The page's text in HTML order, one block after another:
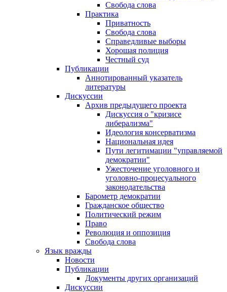
Свобода слова
Практика
Приватность
Свобода слова
Справедливые выборы
Хорошая полиция
Честный суд
Публикации
Аннотированный указатель
литературы
Дискуссии
Архив предыдущего проекта
Дискуссия о "кризисе
либерализма"
Идеология консерватизма
Национальная идея
Пути легитимации "управляемой
демократии"
Ужесточение уголовного и
уголовно-процесуального
законодательства
Барометр демократии
Гражданское общество
Политический режим
Право
Революция и оппозиция
Свобода слова
Язык вражды
Новости
Публикации
Документы других организаций
Дискуссии